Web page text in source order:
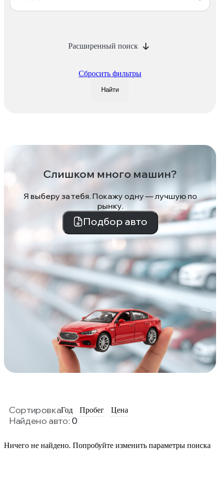
Расширенный поиск
Сбросить фильтры
Найти
Слишком много машин?
Я выберу за тебя. Покажу одну — лучшую по
рынку.
Подбор авто
СортировкаГод Пробег Цена
Найдено авто: 0
Ничего не найдено. Попробуйте изменить параметры поиска